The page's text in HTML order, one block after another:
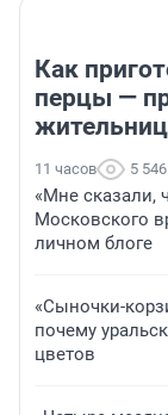
Как
перцы —
11 часов 5 546
«Мне сказали,
Московского
личном блоге
«Сыночки-
почему
цветов